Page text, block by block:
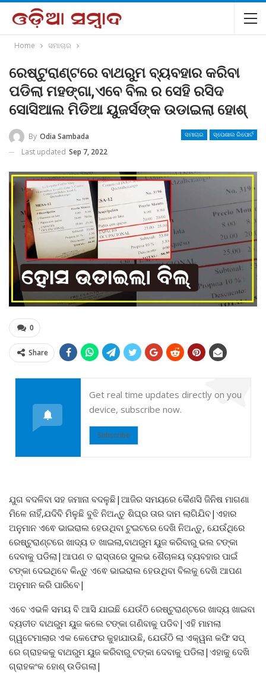
Home ସମାଚାର
ରେଷ୍ଟୁରାଣ୍ଟରେ ବାଥରୁମ ବ୍ୟବହାର କରିବା
ପଡିଲା ମହଙ୍ଗା,ଏବେ ବିଲ ର ସେହି ରସିଦ
ସୋସିଆଲ ମିଡିଆ ୟୁଜର୍ସଙ୍କ ଉଡାଇଲା ହୋଶ୍
ସମାଚାର ସ୍ପେଶାଲ ରିପୋର୍ଟ
By Odia Sambada
Last updated Sep 7, 2022
0
Share
Get real time updates directly on you
device, subscribe now.
Subscribe
ଯୁଗ ବଦଳିବା ସହ ଜମାନା ବଦଳୁଛି|ଆଜିର ସମୟରେ କୈଣସି ଜିନିଷ ମାଗଣା
ମିଳେ ନାହିଁ,ଯଦିବି ମିଳୁଛି ବୁଝି ନିଅନ୍ତୁ ଶିଘ୍ର ତାର ଦାମ ଲାଗିଯିବ|ଏହାର
ଅନୁମାନ ଏଵେ ଭାଇରାଲ ହେଉଥିବା ଟୁଇଟରେ ଦେଖି ନିଅନ୍ତୁ, ଯେଉଁଥିରେ
ରେଷ୍ଟୁରାଣ୍ଟରେ ଖାଦ୍ୟ ତ ଖାଇଲା,ବାଥରୁମ ୟୁଜ କରିବାରୁ ଭଲ ଟଙ୍କା
ଦେବାକୁ ପଡିଲା|ଆପଣ ତ ରାସ୍ତାରେ ସୁଲଭ ଶୈଚାଳୟ ବ୍ୟବହାର ପାଇଁ
ଟଙ୍କା ଦେଇଥିବେ କିନ୍ତୁ ଏଵେ ଭାଇରାଲ ହେଉଥିବା ବିଲକୁ ଦେଖି ଆପଣ
ଅନୁମାନ କରି ପାରିବେ|
ଏବେ ଏଭଳି ସମୟ ବି ଆସି ଯାଇଛି ଯେଉଁଠି ରେଷ୍ଟୁରାଣ୍ଟରେ ଖାଦ୍ୟ ଖାଇବା
ବ୍ୟତୀତ ବାଥରୁମ ୟୁଜ କଲେ ଟଙ୍କା ଗଣିବାକୁ ପଡିବ|ଏହି ମାମଲା
ଗ୍ୱଟେମାଲାର ଏକ କେଫେର କୁହାଯାଉଛି, ଯେଉଁଠି ଲା ଏକ୍ୱନା କଫି ସପ୍
ରେ ଗ୍ରାହକକୁ ବାଥରୁମ ୟୁଜ କରିବାରୁ ଟଙ୍କା ଦେବାକୁ ପଡିଲା|ଏହାକୁ ଦେଖି
ଗ୍ରାହକଂକ ହୋଶ୍ ଉଡିଗଲା|